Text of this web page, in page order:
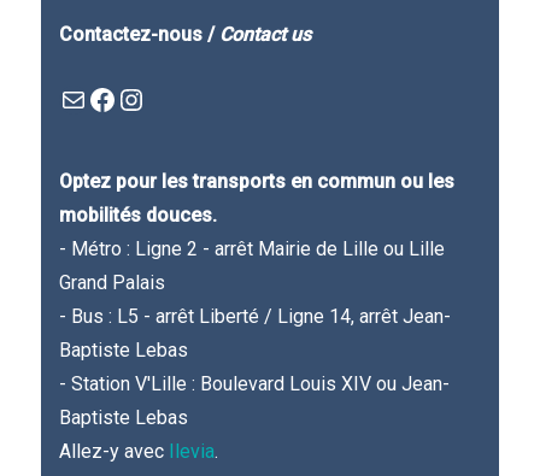
Contactez-nous / Contact us
Mail
Facebook : Festivla des livres d'en hautInstagram
Optez pour les transports en commun ou les
mobilités douces.
- Métro : Ligne 2 - arrêt Mairie de Lille ou Lille
Grand Palais
- Bus : L5 - arrêt Liberté / Ligne 14, arrêt Jean-
Baptiste Lebas
- Station V'Lille : Boulevard Louis XIV ou Jean-
Baptiste Lebas
Allez-y avec
Ilevia.